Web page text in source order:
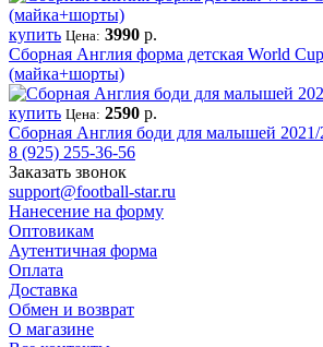
купить Цена: 3990 р.
Сборная Англия форма детская World
(майка+шорты)
купить Цена: 2590 р.
Сборная Англия боди для малышей
8 (925) 255-36-56
Заказать звонок
support@football-star.ru
Нанесение на форму
Оптовикам
Аутентичная форма
Оплата
Доставка
Обмен и возврат
О магазине